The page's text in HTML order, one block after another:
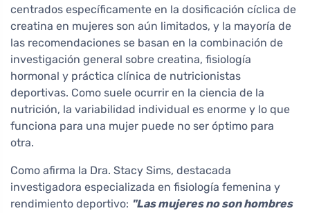
centrados específicamente en la dosificación cíclica de
creatina en mujeres son aún limitados, y la mayoría de
las recomendaciones se basan en la combinación de
investigación general sobre creatina, fisiología
hormonal y práctica clínica de nutricionistas
deportivas. Como suele ocurrir en la ciencia de la
nutrición, la variabilidad individual es enorme y lo que
funciona para una mujer puede no ser óptimo para
otra.
Como afirma la Dra. Stacy Sims, destacada
investigadora especializada en fisiología femenina y
rendimiento deportivo: "Las mujeres no son hombres